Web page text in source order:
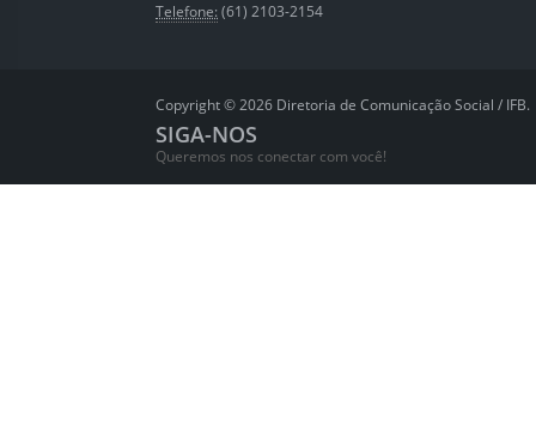
Telefone: (61) 2103-2154
Copyright © 2026 Diretoria de Comunicação Social / IFB.
SIGA-NOS
Queremos nos conectar com você!